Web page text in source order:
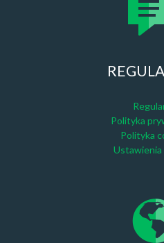
Polityka
Polityka
Ustawienia